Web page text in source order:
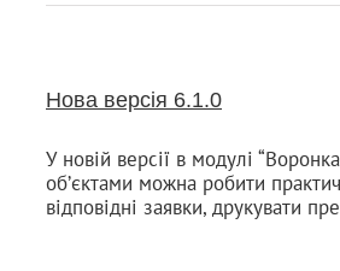
Нова версія 6.1.0
У новій версії в модулі
об’єктами можна робити
відповідні заявки, друкувати